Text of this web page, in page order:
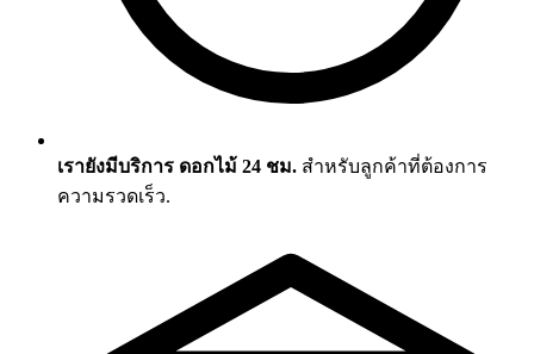
เรายังมีบริการ ดอกไม้ 24 ชม. สำหรับลูกค้าที่ต้องการ
ความรวดเร็ว.